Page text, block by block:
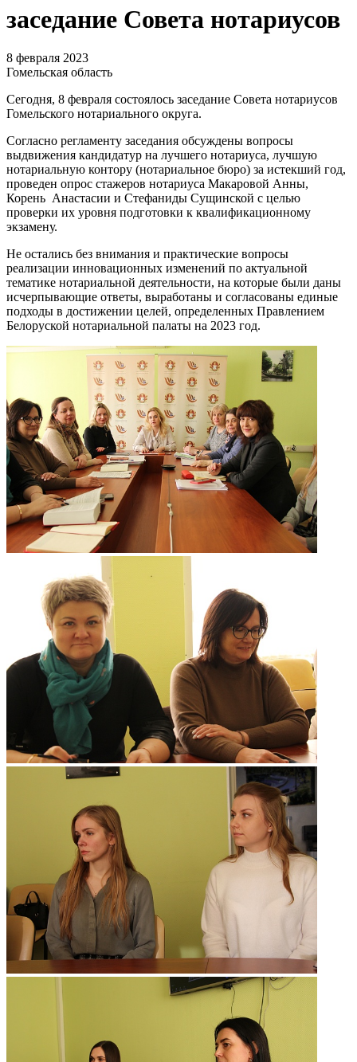
заседание Совета нотариусов
8 февраля 2023
Гомельская область
Сегодня, 8 февраля состоялось заседание Совета нотариусов
Гомельского нотариального округа.
Согласно регламенту заседания обсуждены вопросы
выдвижения кандидатур на лучшего нотариуса, лучшую
нотариальную контору (нотариальное бюро) за истекший год,
проведен опрос стажеров нотариуса Макаровой Анны,
Корень Анастасии и Стефаниды Сущинской с целью
проверки их уровня подготовки к квалификационному
экзамену.
Не остались без внимания и практические вопросы
реализации инновационных изменений по актуальной
тематике нотариальной деятельности, на которые были даны
исчерпывающие ответы, выработаны и согласованы единые
подходы в достижении целей, определенных Правлением
Белоруской нотариальной палаты на 2023 год.